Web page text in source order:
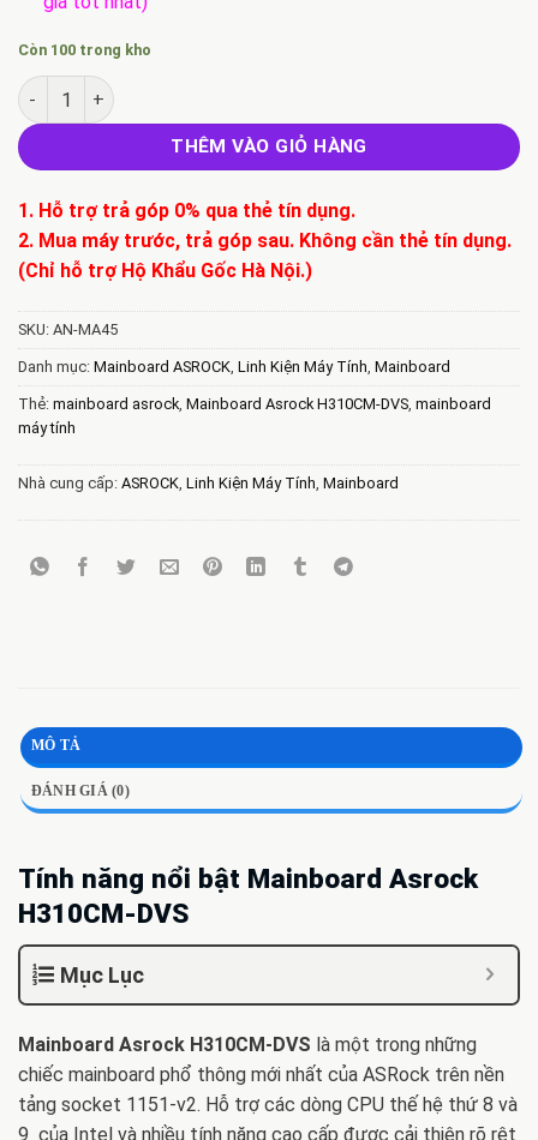
Còn 100 trong kho
Mainboard Asrock H310CM-DVS số lượng
THÊM VÀO GIỎ HÀNG
1. Hỗ trợ trả góp 0% qua thẻ tín dụng.
2. Mua máy trước, trả góp sau. Không cần thẻ tín dụng.
(Chỉ hỗ trợ Hộ Khẩu Gốc Hà Nội.)
SKU: AN-MA45
Danh mục: Mainboard ASROCK Linh Kiện Máy Tính Mainboard
Thẻ: mainboard asrock Mainboard Asrock H310CM-DVS mainboard
máy tính
Nhà cung cấp: ASROCK Linh Kiện Máy Tính Mainboard
MÔ TẢ
ĐÁNH GIÁ (0)
Tính năng nổi bật Mainboard Asrock
H310CM-DVS
Mục Lục
Mainboard Asrock H310CM-DVS là một trong những
chiếc mainboard phổ thông mới nhất của ASRock trên nền
tảng socket 1151-v2. Hỗ trợ các dòng CPU thế hệ thứ 8 và
9 của Intel và nhiều tính năng cao cấp được cải thiện rõ rệt